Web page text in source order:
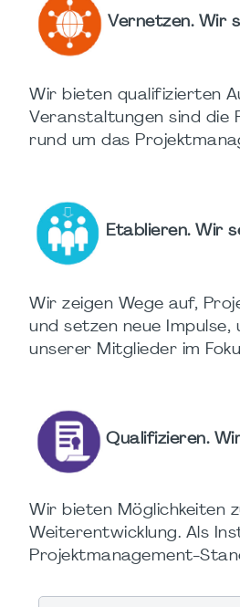
Vernetzen. Wir
Wir bieten qualifizierten
Veranstaltungen sind die
rund um das
Etablieren. Wir
Wir zeigen Wege auf,
und setzen neue
unserer Mitglieder im
Qualifizieren.
Wir bieten Möglichkeiten
Weiterentwicklung. Als
Projektmanagement-